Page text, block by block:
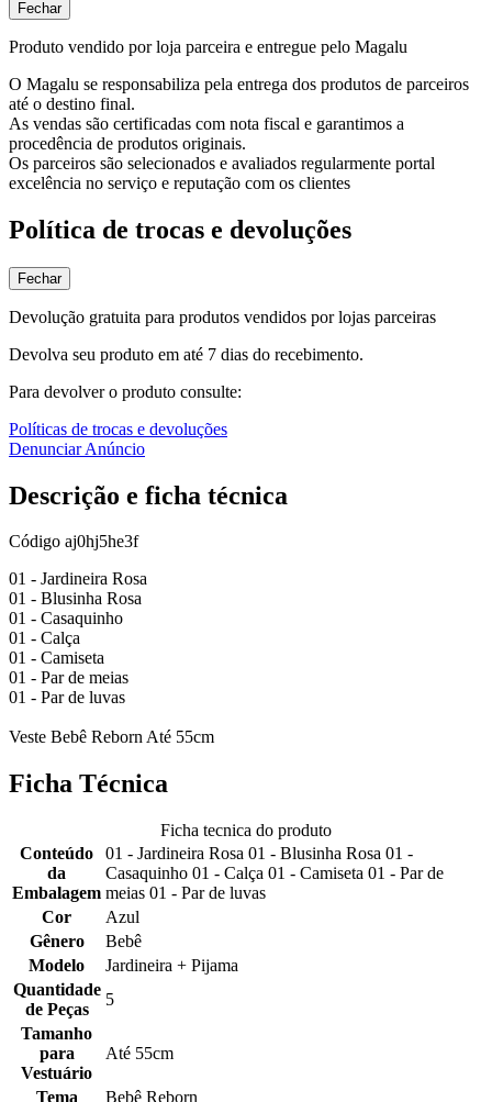
Fechar
Produto vendido por loja parceira e entregue pelo Magalu
O Magalu se responsabiliza pela entrega dos produtos de parceiros
até o destino final.
As vendas são certificadas com nota fiscal e garantimos a
procedência de produtos originais.
Os parceiros são selecionados e avaliados regularmente portal
excelência no serviço e reputação com os clientes
Política de trocas e devoluções
Fechar
Devolução gratuita para produtos vendidos por lojas parceiras
Devolva seu produto em até 7 dias do recebimento.
Para devolver o produto consulte:
Políticas de trocas e devoluções
Denunciar Anúncio
Descrição e ficha técnica
Código aj0hj5he3f
01 - Jardineira Rosa
01 - Blusinha Rosa
01 - Casaquinho
01 - Calça
01 - Camiseta
01 - Par de meias
01 - Par de luvas
Veste Bebê Reborn Até 55cm
Ficha Técnica
Ficha tecnica do produto
Conteúdo
da
Embalagem
01 - Jardineira Rosa 01 - Blusinha Rosa 01 -
Casaquinho 01 - Calça 01 - Camiseta 01 - Par de
meias 01 - Par de luvas
Cor
Azul
Gênero
Bebê
Modelo
Jardineira + Pijama
Quantidade
de Peças
5
Tamanho
para
Vestuário
Até 55cm
Tema Bebê Reborn